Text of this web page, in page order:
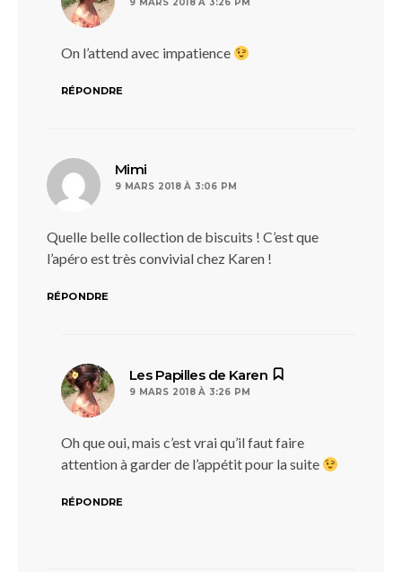
On l’attend avec impatience
RÉPONDRE
Mimi
9 MARS 2018 À 3:06 PM
Quelle belle collection de biscuits ! C’est que
l’apéro est très convivial chez Karen !
RÉPONDRE
Les Papilles de Karen
9 MARS 2018 À 3:26 PM
Oh que oui, mais c’est vrai qu’il faut faire
attention à garder de l’appétit pour la suite
RÉPONDRE